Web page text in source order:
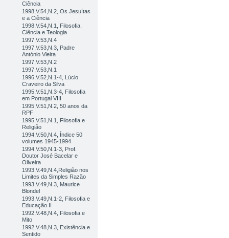
Ciência
1998,V.54,N.2, Os Jesuítas
e a Ciência
1998,V.54,N.1, Filosofia,
Ciência e Teologia
1997,V.53,N.4
1997,V.53,N.3, Padre
António Vieira
1997,V.53,N.2
1997,V.53,N.1
1996,V.52,N.1-4, Lúcio
Craveiro da Silva
1995,V.51,N.3-4, Filosofia
em Portugal VIII
1995,V.51,N.2, 50 anos da
RPF
1995,V.51,N.1, Filosofia e
Religião
1994,V.50,N.4, Índice 50
volumes 1945-1994
1994,V.50,N.1-3, Prof.
Doutor José Bacelar e
Oliveira
1993,V.49,N.4,Religião nos
Limites da Simples Razão
1993,V.49,N.3, Maurice
Blondel
1993,V.49,N.1-2, Filosofia e
Educação II
1992,V.48,N.4, Filosofia e
Mito
1992,V.48,N.3, Existência e
Sentido